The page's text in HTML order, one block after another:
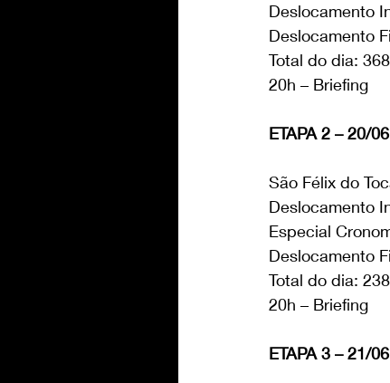
Deslocamento
Deslocamento
Total do dia:
20h – Briefing
ETAPA 2 – 20/
São Félix do
Deslocamento
Especial
Deslocamento
Total do dia:
20h – Briefing
ETAPA 3 – 21/